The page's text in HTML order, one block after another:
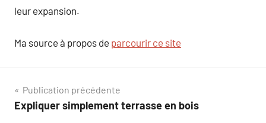
leur expansion.
Ma source à propos de parcourir ce site
Navigation
de
Publication précédente
Expliquer simplement terrasse en bois